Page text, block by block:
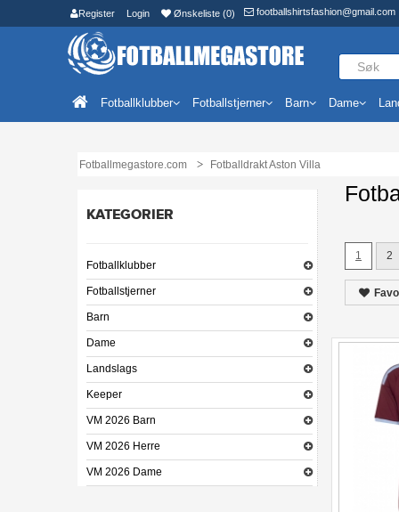
Register Login Ønskeliste (0) footballshirtsfashion@gmail.com
Fotballklubber Fotballstjerner Barn Dame
Fotballmegastore.com Fotballdrakt Aston Villa
KATEGORIER
Fotballklubber
Fotballstjerner
Barn
Dame
Landslags
Keeper
VM 2026 Barn
VM 2026 Herre
VM 2026 Dame
1 2